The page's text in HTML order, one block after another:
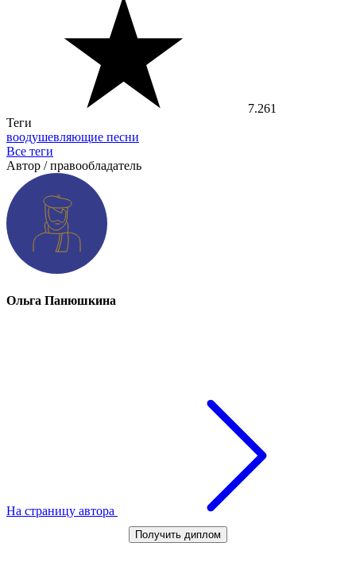
7.261
Теги
воодушевляющие песни
Все теги
Автор / правообладатель
Ольга Панюшкина
На страницу автора
Получить диплом